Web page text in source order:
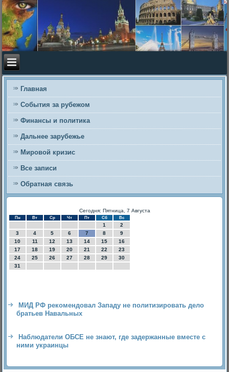
Главная
События за рубежом
Финансы и политика
Дальнее зарубежье
Мировой кризис
Все записи
Обратная связь
Сегодня: Пятница, 7 Августа
Пн Вт Ср Чт Пт Сб Вс
1
2
3
4 5 6 7 8
9
10
11 12 13 14 15
16
17
18 19 20 21 22
23
24
25 26 27 28 29
30
31
МИД РФ рекомендовал Западу не политизировать дело
братьев Навальных
Наблюдатели ОБСЕ не знают, где задержанные вместе с
ними украинцы